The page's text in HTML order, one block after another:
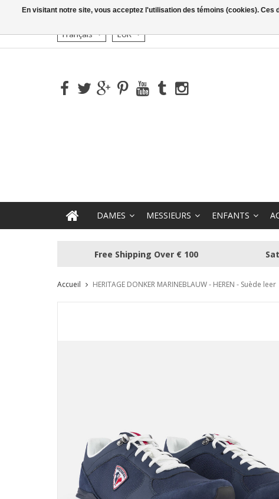
Français EUR
DAMES MESSIEURS ENFANTS
Free Shipping Over € 100
Accueil HERITAGE DONKER MARINEBLAUW - HEREN - Suède leer
En visitant notre site, vous acceptez l'utilisation des témoins (cookies).